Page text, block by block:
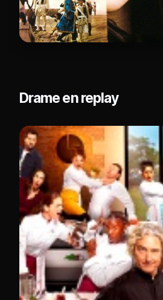
Drame en replay